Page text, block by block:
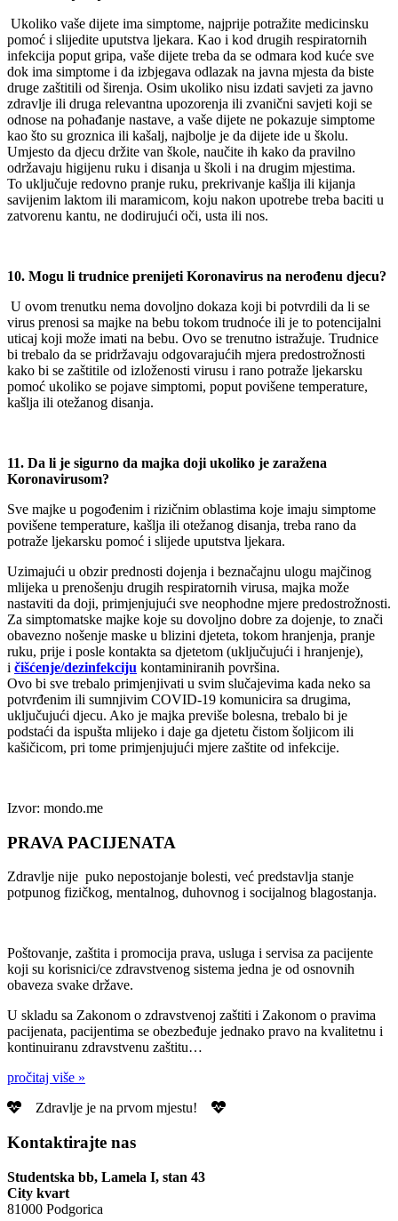
Ukoliko vaše dijete ima simptome, najprije potražite medicinsku
pomoć i slijedite uputstva ljekara. Kao i kod drugih respiratornih
infekcija poput gripa, vaše dijete treba da se odmara kod kuće sve
dok ima simptome i da izbjegava odlazak na javna mjesta da biste
druge zaštitili od širenja. Osim ukoliko nisu izdati savjeti za javno
zdravlje ili druga relevantna upozorenja ili zvanični savjeti koji se
odnose na pohađanje nastave, a vaše dijete ne pokazuje simptome
kao što su groznica ili kašalj, najbolje je da dijete ide u školu.
Umjesto da djecu držite van škole, naučite ih kako da pravilno
održavaju higijenu ruku i disanja u školi i na drugim mjestima.
To uključuje redovno pranje ruku, prekrivanje kašlja ili kijanja
savijenim laktom ili maramicom, koju nakon upotrebe treba baciti u
zatvorenu kantu, ne dodirujući oči, usta ili nos.
10. Mogu li trudnice prenijeti Koronavirus na nerođenu djecu?
U ovom trenutku nema dovoljno dokaza koji bi potvrdili da li se
virus prenosi sa majke na bebu tokom trudnoće ili je to potencijalni
uticaj koji može imati na bebu. Ovo se trenutno istražuje. Trudnice
bi trebalo da se pridržavaju odgovarajućih mjera predostrožnosti
kako bi se zaštitile od izloženosti virusu i rano potraže ljekarsku
pomoć ukoliko se pojave simptomi, poput povišene temperature,
kašlja ili otežanog disanja.
11. Da li je sigurno da majka doji ukoliko je zaražena
Koronavirusom?
Sve majke u pogođenim i rizičnim oblastima koje imaju simptome
povišene temperature, kašlja ili otežanog disanja, treba rano da
potraže ljekarsku pomoć i slijede uputstva ljekara.
Uzimajući u obzir prednosti dojenja i beznačajnu ulogu majčinog
mlijeka u prenošenju drugih respiratornih virusa, majka može
nastaviti da doji, primjenjujući sve neophodne mjere predostrožnosti.
Za simptomatske majke koje su dovoljno dobre za dojenje, to znači
obavezno nošenje maske u blizini djeteta, tokom hranjenja, pranje
ruku, prije i posle kontakta sa djetetom (uključujući i hranjenje),
i čišćenje/dezinfekciju kontaminiranih površina.
Ovo bi sve trebalo primjenjivati u svim slučajevima kada neko sa
potvrđenim ili sumnjivim COVID-19 komunicira sa drugima,
uključujući djecu. Ako je majka previše bolesna, trebalo bi je
podstaći da ispušta mlijeko i daje ga djetetu čistom šoljicom ili
kašičicom, pri tome primjenjujući mjere zaštite od infekcije.
Izvor: mondo.me
PRAVA PACIJENATA
Zdravlje nije puko nepostojanje bolesti, već predstavlja stanje
potpunog fizičkog, mentalnog, duhovnog i socijalnog blagostanja.
Poštovanje, zaštita i promocija prava, usluga i servisa za pacijente
koji su korisnici/ce zdravstvenog sistema jedna je od osnovnih
obaveza svake države.
U skladu sa Zakonom o zdravstvenoj zaštiti i Zakonom o pravima
pacijenata, pacijentima se obezbeđuje jednako pravo na kvalitetnu i
kontinuiranu zdravstvenu zaštitu…
pročitaj više »
Zdravlje je na prvom mjestu!
Kontaktirajte nas
Studentska bb, Lamela I, stan 43
City kvart
81000 Podgorica